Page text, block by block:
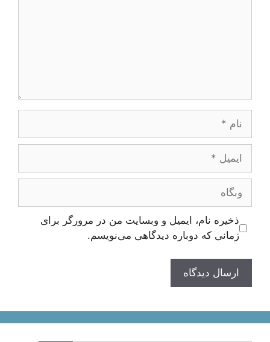
ایمیل
وبگاه
ذخیره نام، ایمیل و وبسایت من در مرورگر برای
زمانی که دوباره دیدگاهی می‌نویسم.